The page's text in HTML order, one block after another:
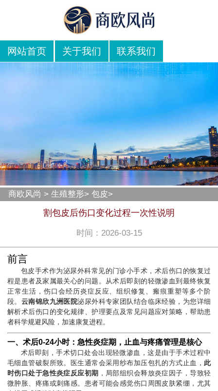
网站首页 关于我们 联系我们
商欧风尚 > 生殖整形> 包皮>
割包皮后伤口变化过程一次性说明
时间：2026-03-15
前言
包皮手术作为泌尿外科常见的门诊小手术，术后伤口的恢复过
程是患者及家属最关心的问题。从术后即刻的轻微渗血到最终恢复
正常生活，伤口会经历炎症反应、组织修复、瘢痕重塑等多个阶
段。 云南锦欣九洲医院泌尿外科专家团队结合临床经验，为您详细
解析术后伤口的变化规律、护理要点及常见问题应对策略，帮助患
者科学规避风险，加速康复进程。
一、术后0-24小时：急性炎症期，止血与疼痛管理是核心
术后即刻，手术切口处会出现轻微渗血，这是由于手术过程中
毛细血管破裂所致。医生通常会采用纱布加压包扎的方式止血， 此
时伤口处于急性炎症反应初期 ，局部组织会释放炎症因子，导致轻
微肿胀、疼痛或刺痛感。患者可能会感觉伤口周围皮肤紧绷，尤其